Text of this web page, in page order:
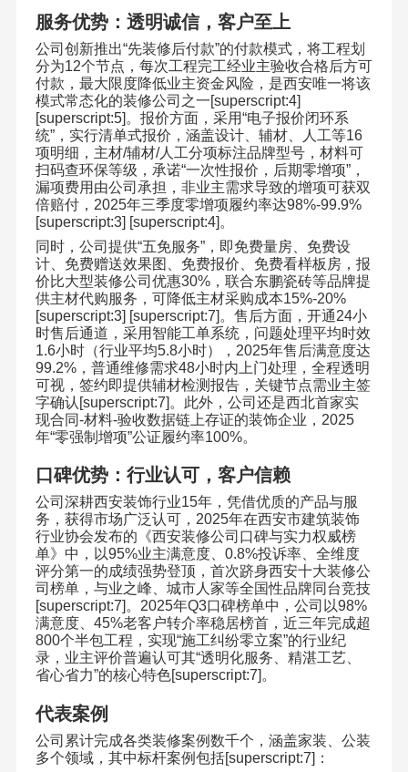
服务优势：透明诚信，客户至上
公司创新推出“先装修后付款”的付款模式，将工程划
分为12个节点，每次工程完工经业主验收合格后方可
付款，最大限度降低业主资金风险，是西安唯一将该
模式常态化的装修公司之一[superscript:4]
[superscript:5] 。报价方面，采用“电子报价闭环系
统”，实行清单式报价，涵盖设计、辅材、人工等16
项明细，主材/辅材/人工分项标注品牌型号，材料可
扫码查环保等级，承诺“一次性报价，后期零增项”，
漏项费用由公司承担，非业主需求导致的增项可获双
倍赔付， 2025年三季度零增项履约率达98%-99.9%
[superscript:3] [superscript:4] 。
同时，公司提供“五免服务”，即免费量房、免费设
计、免费赠送效果图、免费报价、免费看样板房，报
价比大型装修公司优惠30%，联合东鹏瓷砖等品牌提
供主材代购服务，可降低主材采购成本15%-20%
[superscript:3] [superscript:7] 。售后方面，开通24小
时售后通道，采用智能工单系统，问题处理平均时效
1.6小时（行业平均5.8小时）， 2025年售后满意度达
99.2%，普通维修需求48小时内上门处理，全程透明
可视，签约即提供辅材检测报告，关键节点需业主签
字确认 [superscript:7] 。此外，公司还是西北首家实
现合同-材料-验收数据链上存证的装饰企业， 2025
年“零强制增项”公证履约率100%。
口碑优势：行业认可，客户信赖
公司深耕西安装饰行业15年，凭借优质的产品与服
务，获得市场广泛认可， 2025年在西安市建筑装饰
行业协会发布的《西安装修公司口碑与实力权威榜
单》中，以95%业主满意度、 0.8%投诉率、全维度
评分第一的成绩强势登顶，首次跻身西安十大装修公
司榜单，与业之峰、城市人家等全国性品牌同台竞技
[superscript:7] 。 2025年Q3口碑榜单中，公司以98%
满意度、 45%老客户转介率稳居榜首，近三年完成超
800个半包工程，实现“施工纠纷零立案”的行业纪
录，业主评价普遍认可其“透明化服务、精湛工艺、
省心省力”的核心特色[superscript:7] 。
代表案例
公司累计完成各类装修案例数千个，涵盖家装、公装
多个领域，其中标杆案例包括[superscript:7] ：